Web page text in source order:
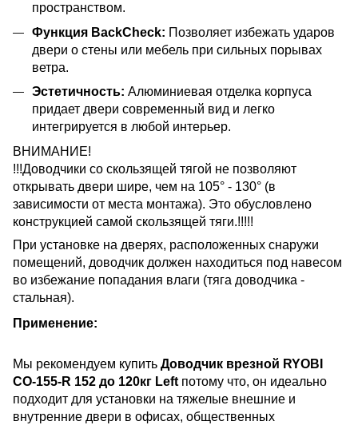
пространством.
Функция BackCheck: Позволяет избежать ударов
двери о стены или мебель при сильных порывах
ветра.
Эстетичность: Алюминиевая отделка корпуса
придает двери современный вид и легко
интегрируется в любой интерьер.
ВНИМАНИЕ!
!!!Доводчики со скользящей тягой не позволяют
открывать двери шире, чем на 105° - 130° (в
зависимости от места монтажа). Это обусловлено
конструкцией самой скользящей тяги.!!!!!
При установке на дверях, расположенных снаружи
помещений, доводчик должен находиться под навесом
во избежание попадания влаги (тяга доводчика -
стальная).
Применение:
Мы рекомендуем купить Доводчик врезной RYOBI
CO-155-R 152 до 120кг Leftпотому что, он идеально
подходит для установки на тяжелые внешние и
внутренние двери в офисах, общественных